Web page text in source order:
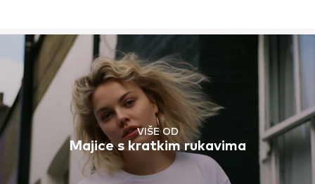
VIŠE OD
Majice s kratkim rukavima